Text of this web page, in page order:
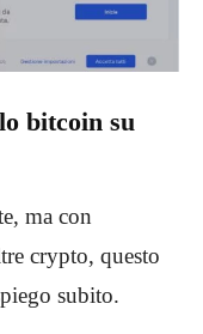
bitcoin su
ma con
crypto, questo
subito.